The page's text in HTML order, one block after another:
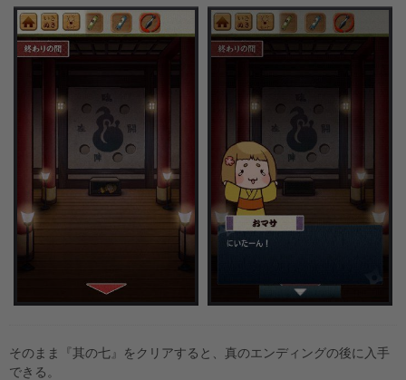
そのまま『其の七』をクリアすると、真のエンディングの後に入手
できる。